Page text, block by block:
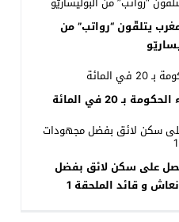
بالمغرب يتلقّون “رواتب” من
20 في المائة
على سكن لائق بفضل
و قائد الملحقة 1